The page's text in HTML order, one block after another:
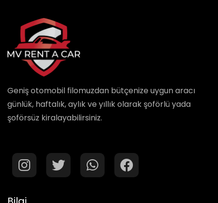
Geniş otomobil filomuzdan bütçenize uygun aracı
günlük, haftalık, aylık ve yıllık olarak şoförlü yada
şoförsüz kiralayabilirsiniz.